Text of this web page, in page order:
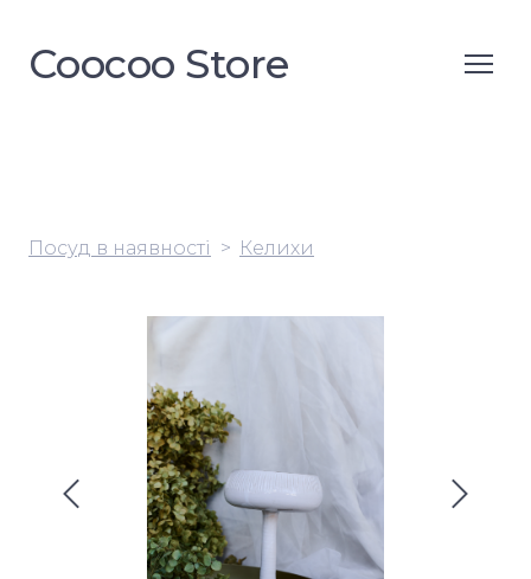
Coocoo Store
Посуд в наявності Келихи